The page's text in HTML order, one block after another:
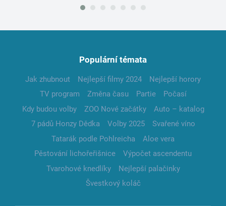
Populární témata
Jak zhubnout Nejlepší filmy 2024
Nejlepší horory
TV program
Změna času Partie
Počasí
Kdy budou volby
ZOO Nové začátky
Auto – katalog
7 pádů Honzy Dědka
Volby 2025
Svařené víno
Tatarák podle Pohlreicha
Aloe vera
Pěstování lichořeřišnice
Výpočet ascendentu
Tvarohové knedlíky
Nejlepší palačinky
Švestkový koláč